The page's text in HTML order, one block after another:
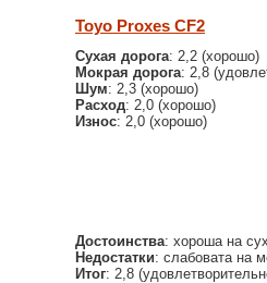
Toyo Proxes CF2
Сухая дорога: 2,2 (хорошо)
Мокрая дорога: 2,8
Шум: 2,3 (хорошо)
Расход: 2,0 (хорошо)
Износ: 2,0 (хорошо)
Достоинства: хороша на
Недостатки: слабовата на
Итог: 2,8